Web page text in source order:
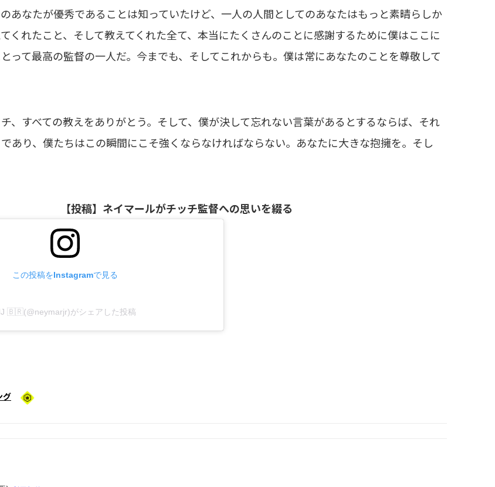
のあなたが優秀であることは知っていたけど、一人の人間としてのあなたはもっと素晴らしか
くれたこと、そして教えてくれた全て、本当にたくさんのことに感謝するために僕はここに
って最高の監督の一人だ。今までも、そしてこれからも。僕は常にあなたのことを尊敬して
チ、すべての教えをありがとう。そして、僕が決して忘れない言葉があるとするならば、それ
あり、僕たちはこの瞬間にこそ強くならなければならない。あなたに大きな抱擁を。そし
【投稿】ネイマールがチッチ監督への思いを綴る
この投稿をInstagramで見る
🇧🇷(@neymarjr)がシェアした投稿
グ